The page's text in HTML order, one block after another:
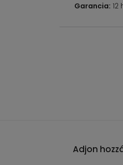
Garancia: 12
Adjon